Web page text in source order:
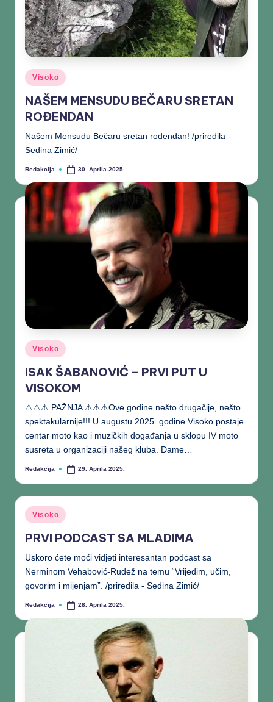
Visoko
NAŠEM MENSUDU BEČARU SRETAN
ROĐENDAN
Našem Mensudu Bečaru sretan rođendan! /priredila -
Sedina Zimić/
Redakcija 30. Aprila 2025.
Visoko
ISAK ŠABANOVIĆ – PRVI PUT U
VISOKOM
⚠⚠⚠ PAŽNJA ⚠⚠⚠Ove godine nešto drugačije, nešto
spektakularnije!!! U augustu 2025. godine Visoko postaje
centar moto kao i muzičkih događanja u sklopu IV moto
susreta u organizaciji našeg kluba. Dame…
Redakcija 29. Aprila 2025.
Visoko
PRVI PODCAST SA MLADIMA
Uskoro ćete moći vidjeti interesantan podcast sa
Nerminom Vehabović-Rudež na temu “Vrijedim, učim,
govorim i mijenjam”. /priredila - Sedina Zimić/
Redakcija 28. Aprila 2025.